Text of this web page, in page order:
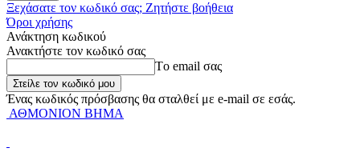
Ξεχάσατε τον κωδικό σας; Ζητήστε βοήθεια
Όροι χρήσης
Ανάκτηση κωδικού
Ανακτήστε τον κωδικό σας
Tο email σας
Ένας κωδικός πρόσβασης θα σταλθεί με e-mail σε εσάς.
ΑΘΜΟΝΙΟΝ ΒΗΜΑ